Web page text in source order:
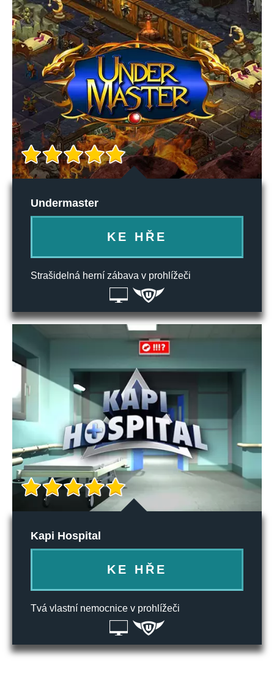
Undermaster
KE HŘE
Strašidelná herní zábava v prohlížeči
Kapi Hospital
KE HŘE
Tvá vlastní nemocnice v prohlížeči